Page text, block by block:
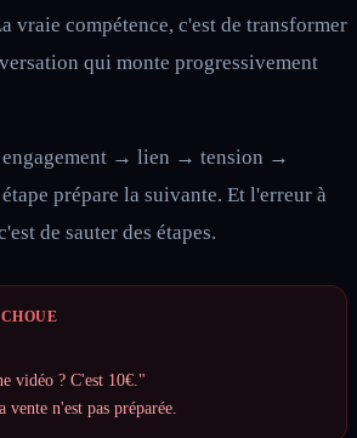
vraie compétence, c'est de transformer
qui monte progressivement
engagement → lien → tension →
prépare la suivante. Et l'erreur à
de sauter des étapes.
vidéo ? C'est 10€."
n'est pas préparée.